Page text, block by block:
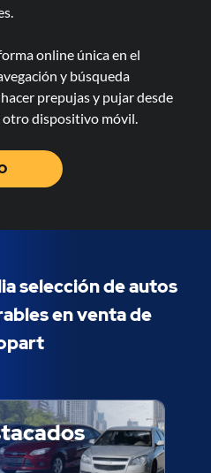
online única en el
y búsqueda
prepujas y pujar desde
dispositivo móvil.
selección de autos
en venta de